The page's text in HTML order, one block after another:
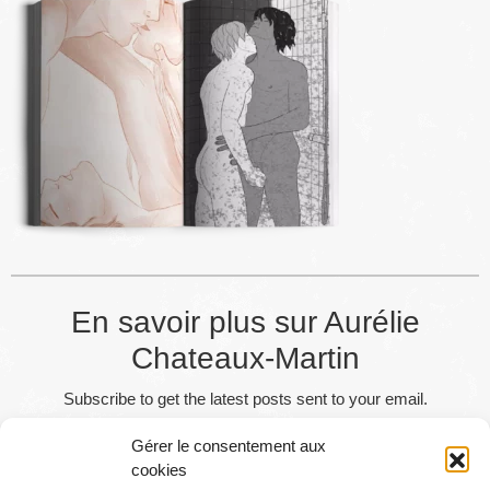
Gérer le consentement aux
cookies
En savoir plus sur Aurélie
Chateaux-Martin
Subscribe to get the latest posts sent to your email.
Abonnez-vous